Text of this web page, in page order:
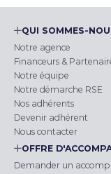
QUI SOMMES-
Notre agence
Financeurs &
Notre équipe
Notre démarche RSE
Nos adhérents
Devenir adhérent
Nous contacter
OFFRE
Demander un